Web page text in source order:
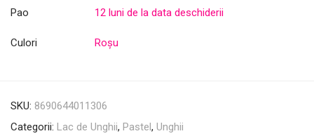
Pao 12 luni de la data deschiderii
Culori Roșu
SKU: 8690644011306
Categorii: Lac de Unghii, Pastel, Unghii